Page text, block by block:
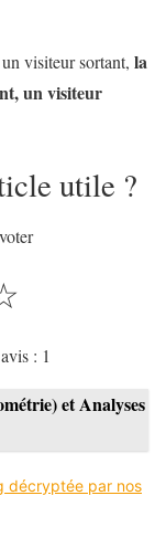
visiteur sortant, la
un visiteur
utile ?
: 1
et Analyses
décryptée par nos